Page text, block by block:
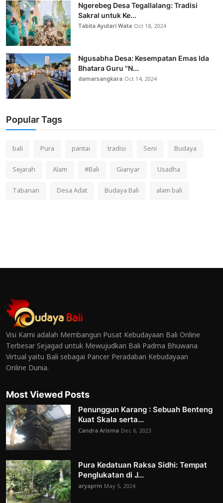
Ngerebeg Desa Tegallalang: Tradisi
Sakral untuk Ke...
Tabita Ayutari Wata Oct 18, 2024
Ngusabha Desa: Kesempatan Emas Ida
Bhatara Guru "N...
damarsangkara Oct 14, 2024
Popular Tags
bali Pura pantai tradisi Seni
Budaya
Sejarah
Alam #Bali Gianyar
Usadha
Tabanan
Desa Adat Budaya Bali alam bali
Visi Kami adalah Membangun Pusat Kebudayaan Bali Online
Terbesar Sejagad untuk Mewujudkan Bali Padma Bhuwana
Virtual yaitu Bali sebagai Pancer Peradaban Kebudayaan
Online Dunia.
Most Viewed Posts
Penunggun Karang : Sebuah Benteng
Kuat Skala serta...
Candra Arisma Dec 6, 2023
Pura Kedatuan Raksa Sidhi: Tempat
Penglukatan di J...
aryaprm May 5, 2024